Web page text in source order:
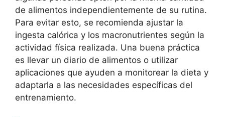
de alimentos independientemente de su rutina.
Para evitar esto, se recomienda ajustar la
ingesta calórica y los macronutrientes según la
actividad física realizada. Una buena práctica
es llevar un diario de alimentos o utilizar
aplicaciones que ayuden a monitorear la dieta y
adaptarla a las necesidades específicas del
entrenamiento.